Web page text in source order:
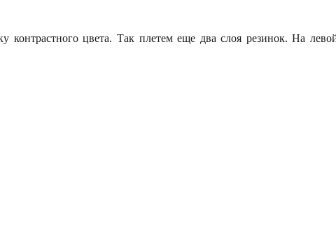
контрастного цвета. Так плетем еще два слоя резинок. На